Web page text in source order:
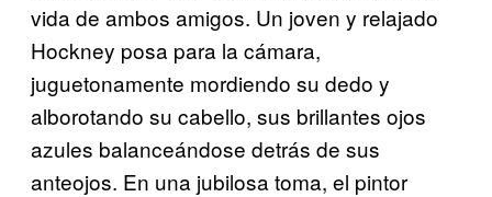
vida de ambos amigos. Un joven y relajado
Hockney posa para la cámara,
juguetonamente mordiendo su dedo y
alborotando su cabello, sus brillantes ojos
azules balanceándose detrás de sus
anteojos. En una jubilosa toma, el pintor